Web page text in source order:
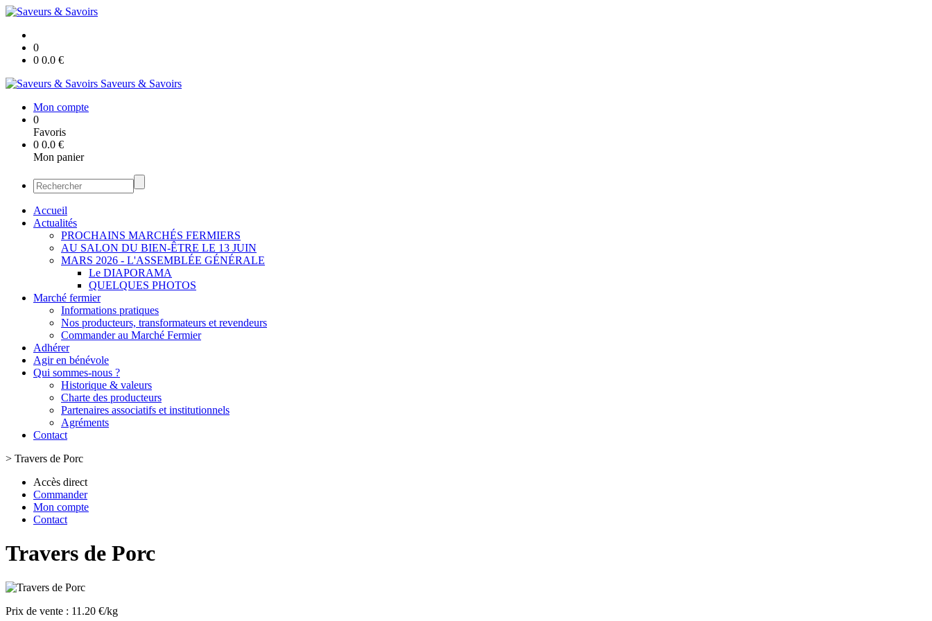
0
0 0.0 €
Saveurs & Savoirs
Mon compte
0
Favoris
0 0.0 €
Mon panier
Accueil
Actualités
PROCHAINS MARCHÉS FERMIERS
AU SALON DU BIEN-ÊTRE LE 13 JUIN
MARS 2026 - L'ASSEMBLÉE GÉNÉRALE
Le DIAPORAMA
QUELQUES PHOTOS
Marché fermier
Informations pratiques
Nos producteurs, transformateurs et revendeurs
Commander au Marché Fermier
Adhérer
Agir en bénévole
Qui sommes-nous ?
Historique & valeurs
Charte des producteurs
Partenaires associatifs et institutionnels
Agréments
Contact
> Travers de Porc
Accès direct
Commander
Mon compte
Contact
Travers de Porc
Prix de vente : 11.20 €/kg